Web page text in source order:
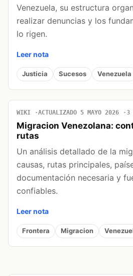
Venezuela, su estructura
realizar denuncias y los
lo rigen.
Leer nota
Justicia Sucesos Venezuela
WIKI ACTUALIZADO 5 MAYO 2026 3
Migracion Venezolana:
rutas
Un análisis detallado de la
causas, rutas principales,
documentación necesaria y
confiables.
Leer nota
Frontera Migracion